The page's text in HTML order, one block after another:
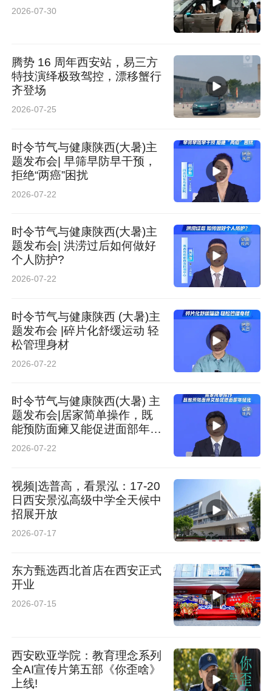
2026-07-30
腾势 16 周年西安站，易三方
特技演绎极致驾控，漂移蟹行
齐登场
2026-07-25
时令节气与健康陕西(大暑)主
题发布会| 早筛早防早干预，
拒绝“两癌”困扰
2026-07-22
时令节气与健康陕西(大暑)主
题发布会| 洪涝过后如何做好
个人防护?
2026-07-22
时令节气与健康陕西 (大暑)主
题发布会 |碎片化舒缓运动 轻
松管理身材
2026-07-22
时令节气与健康陕西(大暑) 主
题发布会|居家简单操作，既
能预防面瘫又能促进面部年轻
化
2026-07-22
视频|选普高，看景泓：17-20
日西安景泓高级中学全天候中
招展开放
2026-07-17
东方甄选西北首店在西安正式
开业
2026-07-15
西安欧亚学院：教育理念系列
全AI宣传片第五部《你歪啥》
上线!